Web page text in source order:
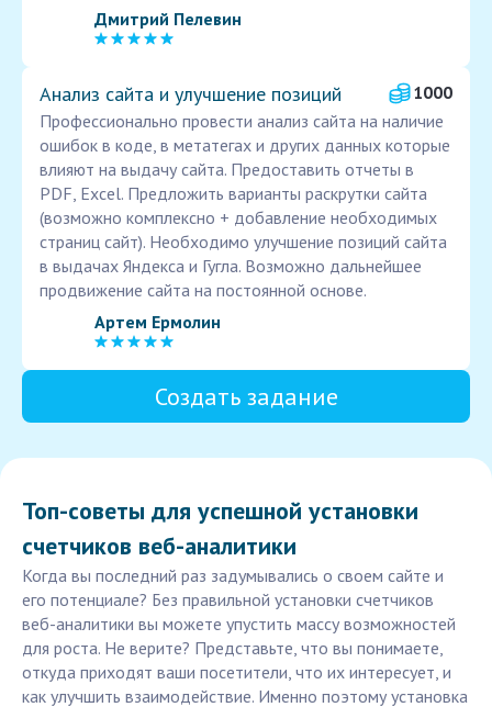
Дмитрий Пелевин
Анализ сайта и улучшение позиций
1000
Профессионально провести анализ сайта на наличие
ошибок в коде, в метатегах и других данных которые
влияют на выдачу сайта. Предоставить отчеты в
PDF, Excel. Предложить варианты раскрутки сайта
(возможно комплексно + добавление необходимых
страниц сайт). Необходимо улучшение позиций сайта
в выдачах Яндекса и Гугла. Возможно дальнейшее
продвижение сайта на постоянной основе.
Артем Ермолин
Создать задание
Топ-советы для успешной установки
счетчиков веб-аналитики
Когда вы последний раз задумывались о своем сайте и
его потенциале? Без правильной установки счетчиков
веб-аналитики вы можете упустить массу возможностей
для роста. Не верите? Представьте, что вы понимаете,
откуда приходят ваши посетители, что их интересует, и
как улучшить взаимодействие. Именно поэтому установка